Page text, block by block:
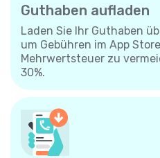
Guthaben aufladen
Laden Sie Ihr Guthaben
um Gebühren im App
Mehrwertsteuer zu
30%.